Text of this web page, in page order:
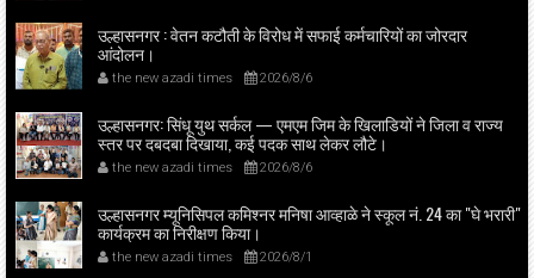
उल्हासनगर : वेतन कटौती के विरोध में सफाई कर्मचारियों का जोरदार
आंदोलन।
the new azadi times 2026/8/6
उल्हासनगर: सिंधू युथ सर्कल — एमएम जिम के खिलाडियों ने जिला व राज्य
स्तर पर दबदबा दिखाया, कई पदक साथ लेकर लौटे।
the new azadi times 2026/8/6
उल्हासनगर म्यूनिसिपल कमिश्नर मनिषा आव्हाळे ने स्कूल नं. 24 का "घे भरारी"
कार्यक्रम का निरीक्षण किया।
the new azadi times 2026/8/1